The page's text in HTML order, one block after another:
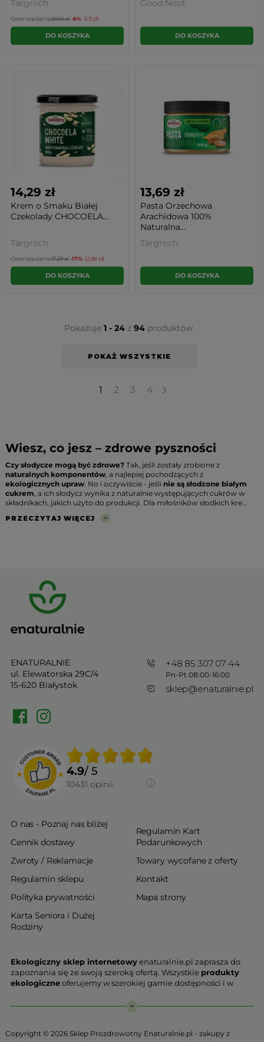
Targroch
Cena regularna:20,10 zł -6% (1,11 zł)
DO KOSZYKA
Good Noot
DO KOSZYKA
14,29 zł
Krem o Smaku Białej
Czekolady CHOCOELA...
Targroch
Cena regularna:17,27 zł -17% (2,98 zł)
DO KOSZYKA
13,69 zł
Pasta Orzechowa
Arachidowa 100%
Naturalna...
Targroch
DO KOSZYKA
Pokazuje 1 - 24z 94produktów
POKAŻ WSZYSTKIE
1 2 3 4
Wiesz, co jesz – zdrowe pyszności
Czy słodycze mogą być zdrowe? Tak, jeśli zostały zrobione z
naturalnych komponentów, a najlepiej pochodzących z
ekologicznych upraw. No i oczywiście - jeśli nie są słodzone białym
cukrem, a ich słodycz wynika z naturalnie występujących cukrów w
składnikach, jakich użyto do produkcji. Dla miłośników słodkich kre...
PRZECZYTAJ WIĘCEJ
ENATURALNIE
ul. Elewatorska 29C/4
15-620 Białystok
+48 85 307 07 44
Pn-Pt 08:00-16:00
sklep@enaturalnie.pl
4.9/ 5
10431 opinii
O nas - Poznaj nas bliżej
Cennik dostawy
Zwroty / Reklamacje
Regulamin sklepu
Polityka prywatności
Karta Seniora i Dużej
Rodziny
Regulamin Kart
Podarunkowych
Towary wycofane z oferty
Kontakt
Mapa strony
Ekologiczny sklep internetowyenaturalnie.pl zaprasza do
zapoznania się ze swoją szeroką ofertą. Wszystkie produkty
ekologiczneoferujemy w szerokiej gamie dostępności i w
ekologiczne charakteryzują się najwyższą jakością.
Państwu prezentujemy stawia na jakość i bezpieczeństwo
Copyright © 2026 Sklep Prozdrowotny Enaturalnie.pl - zakupy z